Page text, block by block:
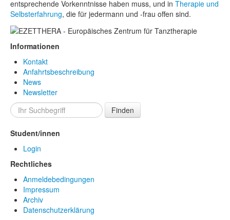
entsprechende Vorkenntnisse haben muss, und in Therapie und
Selbsterfahrung, die für jedermann und -frau offen sind.
Informationen
Kontakt
Anfahrtsbeschreibung
News
Newsletter
Finden
Student/innen
Login
Rechtliches
Anmeldebedingungen
Impressum
Archiv
Datenschutzerklärung